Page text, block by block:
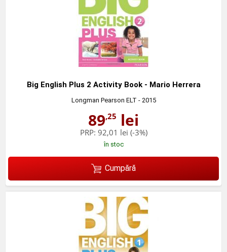
Big English Plus 2 Activity Book - Mario Herrera
Longman Pearson ELT - 2015
89,25 lei
PRP: 92,01 lei (-3%)
în stoc
Cumpără